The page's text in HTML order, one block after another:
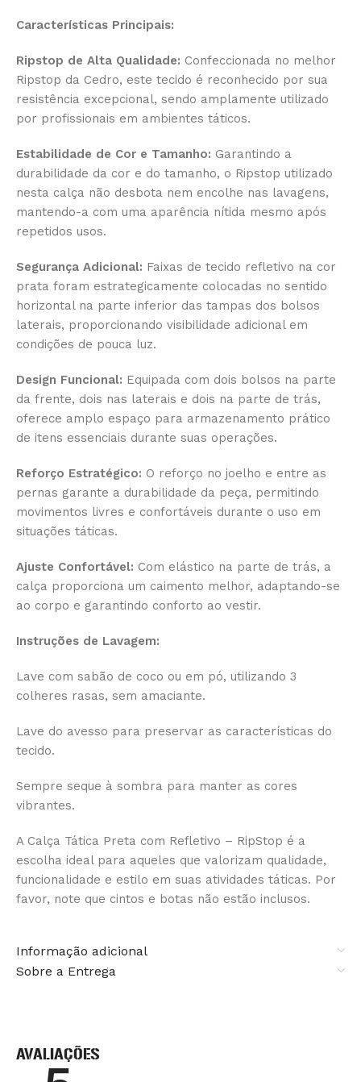
Características Principais:
Ripstop de Alta Qualidade: Confeccionada no melhor
Ripstop da Cedro, este tecido é reconhecido por sua
resistência excepcional, sendo amplamente utilizado
por profissionais em ambientes táticos.
Estabilidade de Cor e Tamanho: Garantindo a
durabilidade da cor e do tamanho, o Ripstop utilizado
nesta calça não desbota nem encolhe nas lavagens,
mantendo-a com uma aparência nítida mesmo após
repetidos usos.
Segurança Adicional: Faixas de tecido refletivo na cor
prata foram estrategicamente colocadas no sentido
horizontal na parte inferior das tampas dos bolsos
laterais, proporcionando visibilidade adicional em
condições de pouca luz.
Design Funcional: Equipada com dois bolsos na parte
da frente, dois nas laterais e dois na parte de trás,
oferece amplo espaço para armazenamento prático
de itens essenciais durante suas operações.
Reforço Estratégico: O reforço no joelho e entre as
pernas garante a durabilidade da peça, permitindo
movimentos livres e confortáveis durante o uso em
situações táticas.
Ajuste Confortável: Com elástico na parte de trás, a
calça proporciona um caimento melhor, adaptando-se
ao corpo e garantindo conforto ao vestir.
Instruções de Lavagem:
Lave com sabão de coco ou em pó, utilizando 3
colheres rasas, sem amaciante.
Lave do avesso para preservar as características do
tecido.
Sempre seque à sombra para manter as cores
vibrantes.
A Calça Tática Preta com Refletivo – RipStop é a
escolha ideal para aqueles que valorizam qualidade,
funcionalidade e estilo em suas atividades táticas. Por
favor, note que cintos e botas não estão inclusos.
Informação adicional
Sobre a Entrega
AVALIAÇÕES